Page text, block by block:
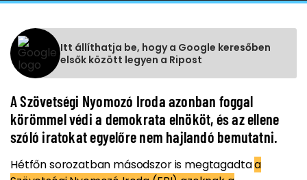
Itt állíthatja be, hogy a Google keresőben
elsők között legyen a Ripost
A Szövetségi Nyomozó Iroda azonban foggal
körömmel védi a demokrata elnököt, és az ellene
szóló iratokat egyelőre nem hajlandó bemutatni.
Hétfőn sorozatban másodszor is megtagadtaa